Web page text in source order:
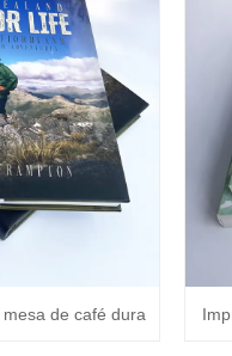
de café dura